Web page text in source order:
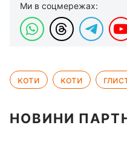
Ми в соцмережах:
коти коти
НОВИНИ